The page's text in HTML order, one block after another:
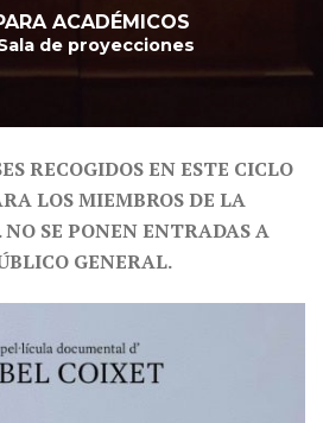
ACADÉMICOS
de proyecciones
RECOGIDOS EN ESTE CICLO
LOS MIEMBROS DE LA
SE PONEN ENTRADAS A
GENERAL.